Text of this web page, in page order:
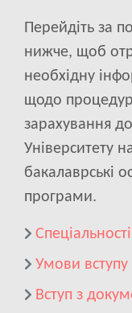
Перейдіть за
нижче, щоб
необхідну
щодо
зарахування до
Університету
бакалаврські
програми.
Спеціальності
Умови вступу
Вступ з